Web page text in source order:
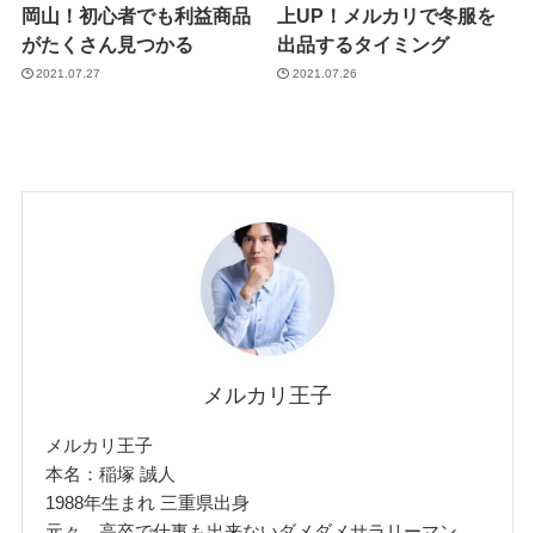
岡山！初心者でも利益商品
がたくさん見つかる
2021.07.27
上UP！メルカリで冬服を
出品するタイミング
2021.07.26
メルカリ王子
メルカリ王子
本名：稲塚 誠人
1988年生まれ 三重県出身